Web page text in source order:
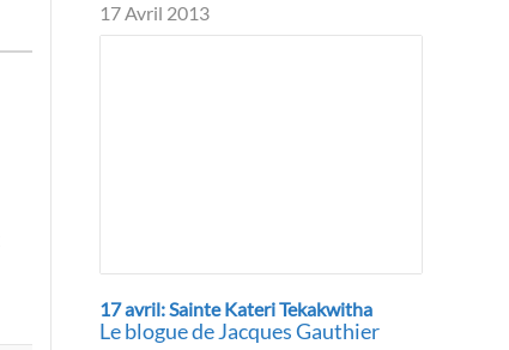
17 Avril 2013
17 avril: Sainte Kateri Tekakwitha
Le blogue de Jacques Gauthier